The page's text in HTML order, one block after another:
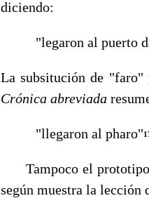
diciendo:
"legaron al puerto
La subsitución de "faro"
Crónica abreviada
"llegaron al pharo"
Tampoco el
según muestra la lección